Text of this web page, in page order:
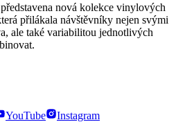
nová kolekce vinylových
přilákala návštěvníky nejen svými
ale také variabilitou jednotlivých
YouTube Instagram